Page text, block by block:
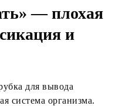
— плохая
и
для вывода
система организма.